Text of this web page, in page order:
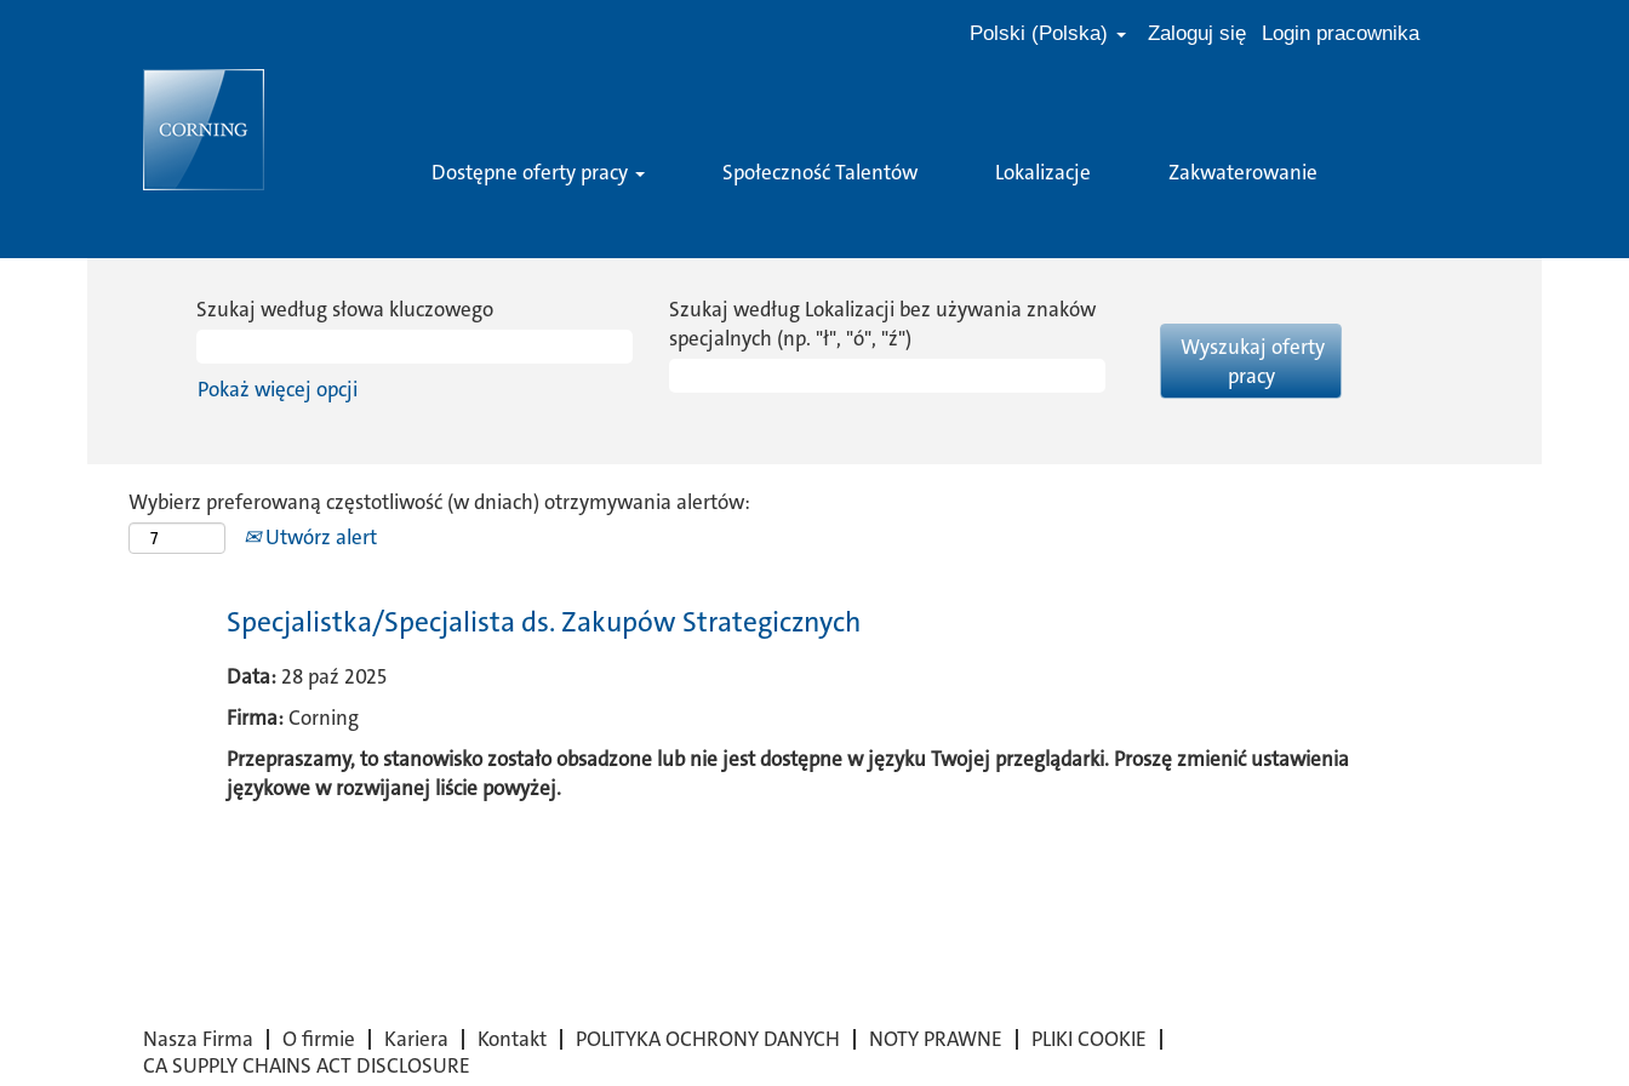
Polski (Polska) Zaloguj się Login pracownika
Dostępne oferty pracy Społeczność Talentów Lokalizacje Zakwaterowanie
Szukaj według słowa kluczowego
Szukaj według Lokalizacji bez używania znaków
specjalnych (np. "ł", "ó", "ź")
Pokaż więcej opcji
Wybierz preferowaną częstotliwość (w dniach) otrzymywania alertów:
Utwórz alert
Specjalistka/Specjalista ds. Zakupów Strategicznych
Data: 28 paź 2025
Firma:Corning
Przepraszamy, to stanowisko zostało obsadzone lub nie jest dostępne w języku Twojej przeglądarki. Proszę zmienić ustawienia
językowe w rozwijanej liście powyżej.
Nasza Firma O firmie Kariera Kontakt POLITYKA OCHRONY DANYCH NOTY PRAWNE
PLIKI COOKIE
CA SUPPLY CHAINS ACT DISCLOSURE